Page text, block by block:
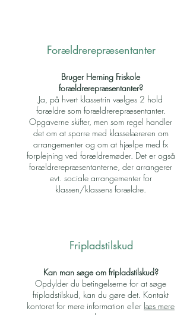
Forældrerepræsentanter
Bruger Herning Friskole
forældrerepræsentanter?
Ja, på hvert klassetrin vælges 2 hold
forældre som forældrerepræsentanter.
Opgaverne skifter, men som regel handler
det om at sparre med klasselæreren om
arrangementer og om at hjælpe med fx
forplejning ved forældremøder. Det er også
forældrerepræsentanterne, der arrangerer
evt. sociale arrangementer for
klassen/klassens forældre.
Fripladstilskud
Kan man søge om fripladstilskud?
Opdylder du betingelserne for at søge
fripladstilskud, kan du gøre det. Kontakt
kontoret for mere information eller læs mere